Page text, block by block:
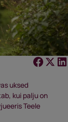
uksed
kui palju on
Teele